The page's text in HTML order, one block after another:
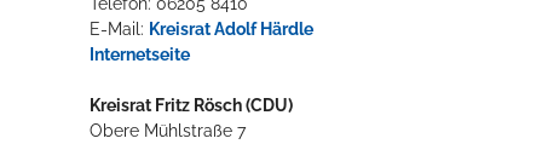
E-Mail: Kreisrat Adolf Härdle
Internetseite
Kreisrat Fritz Rösch (CDU)
Obere Mühlstraße 7